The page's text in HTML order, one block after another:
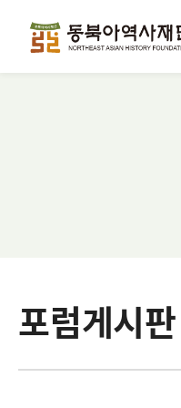
포럼게시판